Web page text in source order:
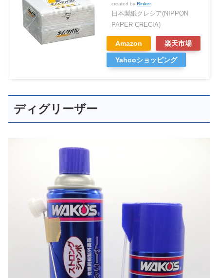
created by Rinker
日本製紙クレシア(NIPPON
PAPER CRECIA)
Amazon 楽天市場
Yahooショッピング
ディグリーザー